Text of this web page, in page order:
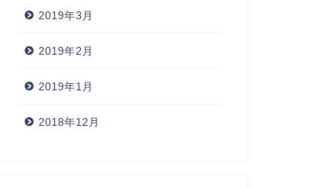
2019年3月
2019年2月
2019年1月
2018年12月